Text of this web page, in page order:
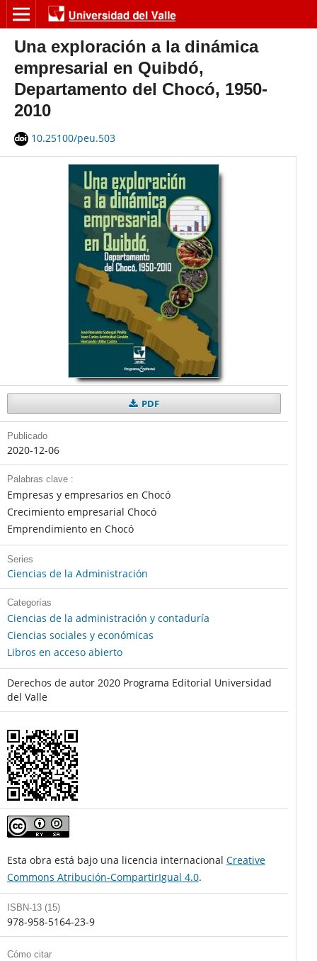
Una exploración a la dinámica
empresarial en Quibdó,
Departamento del Chocó, 1950-
2010
10.25100/peu.503
PDF
Publicado
2020-12-06
Palabras clave :
Empresas y empresarios en Chocó
Crecimiento empresarial Chocó
Emprendimiento en Chocó
Series
Ciencias de la Administración
Categorías
Ciencias de la administración y contaduría
Ciencias sociales y económicas
Libros en acceso abierto
Derechos de autor 2020 Programa Editorial Universidad
del Valle
Esta obra está bajo una licencia internacional Creative
Commons Atribución-CompartirIgual 4.0.
ISBN-13 (15)
978-958-5164-23-9
Cómo citar